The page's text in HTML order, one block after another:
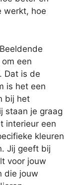
werkt, hoe
een
Dat is de
is het een
bij het
staan je graag
interieur een
kleuren
Jij geeft bij
voor jouw
die jouw